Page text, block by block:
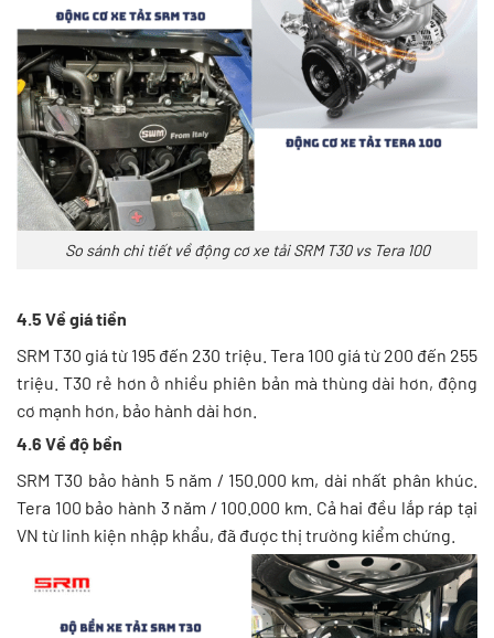
So sánh chi tiết về động cơ xe tải SRM T30 vs Tera 100
4.5 Về giá tiền
SRM T30 giá từ 195 đến 230 triệu. Tera 100 giá từ 200 đến 255
triệu. T30 rẻ hơn ở nhiều phiên bản mà thùng dài hơn, động
cơ mạnh hơn, bảo hành dài hơn.
4.6 Về độ bền
SRM T30 bảo hành 5 năm / 150.000 km, dài nhất phân khúc.
Tera 100 bảo hành 3 năm / 100.000 km. Cả hai đều lắp ráp tại
VN từ linh kiện nhập khẩu, đã được thị trường kiểm chứng.